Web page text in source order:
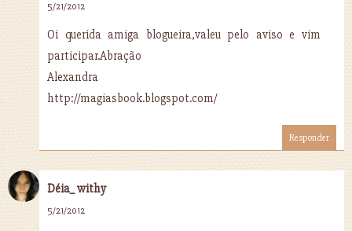
5/21/2012
Oi querida amiga blogueira,valeu pelo aviso e vim
participar.Abração
Alexandra
http://magiasbook.blogspot.com/
Responder
Déia_ withy
5/21/2012